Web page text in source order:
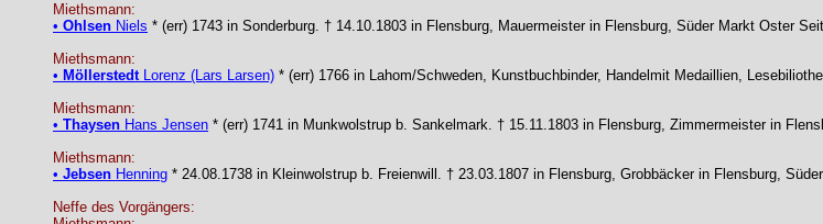
Miethsmann:
• Ohlsen Niels * (err) 1743 in Sonderburg. † 14.10.1803 in Flensburg, Mauermeister in Flensburg, Süder Markt Oster
Miethsmann:
• MöllerstedtLorenz (Lars Larsen) * (err) 1766 in Lahom/Schweden, Kunstbuchbinder, Handelmit Medaillien,
Miethsmann:
• Thaysen Hans Jensen * (err) 1741 in Munkwolstrup b. Sankelmark. † 15.11.1803 in Flensburg, Zimmermeister in
Miethsmann:
• Jebsen Henning * 24.08.1738 in Kleinwolstrup b. Freienwill. † 23.03.1807 in Flensburg, Grobbäcker in Flensburg,
Neffe des Vorgängers: